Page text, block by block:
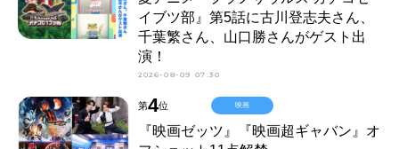
イブツ部』第5話に古川登志夫さん、
千葉繁さん、山口勝さんがゲスト出
演！
2026-08-09 07:30
第4位
『映画ゼッツ』『映画超ギャバン』オ
映画